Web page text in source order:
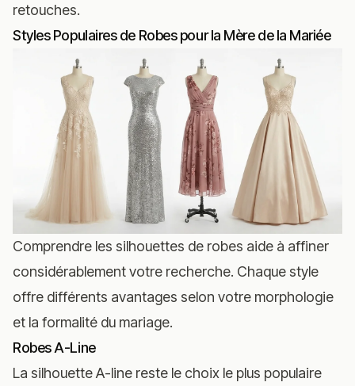
retouches.
Styles Populaires de Robes pour la Mère de la Mariée
Comprendre les silhouettes de robes aide à affiner
considérablement votre recherche. Chaque style
offre différents avantages selon votre morphologie
et la formalité du mariage.
Robes A-Line
La silhouette A-line reste le choix le plus populaire